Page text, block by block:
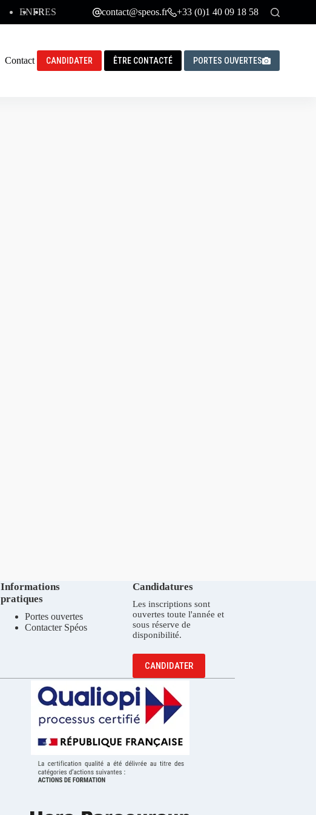
ENFRES contact@speos.fr +33 (0)1 40 09 18 58
Contact CANDIDATER ÊTRE CONTACTÉ PORTES OUVERTES
Informations
pratiques
Portes ouvertes
Contacter Spéos
Candidatures
Les inscriptions sont
ouvertes toute l'année et
sous réserve de
disponibilité.
CANDIDATER